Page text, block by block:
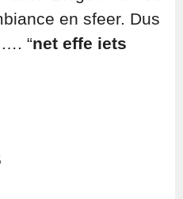
en sfeer. Dus
“net effe iets